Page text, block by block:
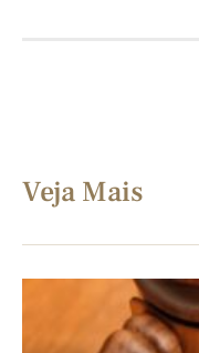
Veja Mais